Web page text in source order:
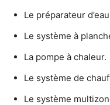
Le préparateur
Le système à
La pompe à chaleur.
Le système de
Le système